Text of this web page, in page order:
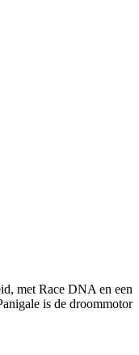
met Race DNA en een
is de droommotor